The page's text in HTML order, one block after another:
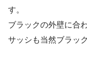
す。
ブラックの外壁に合
サッシも当然ブラッ